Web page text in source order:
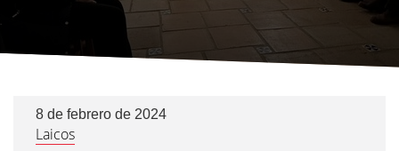
8 de febrero de 2024
Laicos